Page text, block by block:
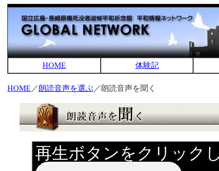
HOME 体験記
HOME ／朗読音声を選ぶ ／朗読音声を聞く
再生ボタンをクリック